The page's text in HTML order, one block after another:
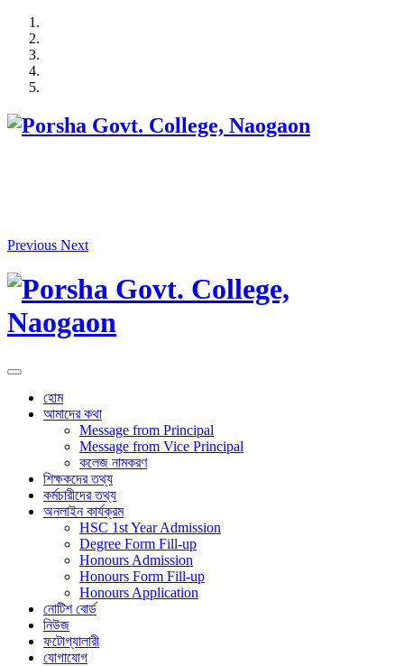
Skip
content
Previous Next
হোম
আমাদের কথা
Message from Principal
Message from Vice Principal
কলেজ নামকরণ
শিক্ষকদের তথ্য
কর্মচারীদের তথ্য
অনলাইন কার্যক্রম
HSC 1st Year Admission
Degree Form Fill-up
Honours Admission
Honours Form Fill-up
Honours Application
নোটিশ বোর্ড
নিউজ
ফটোগ্যালারী
যোগাযোগ